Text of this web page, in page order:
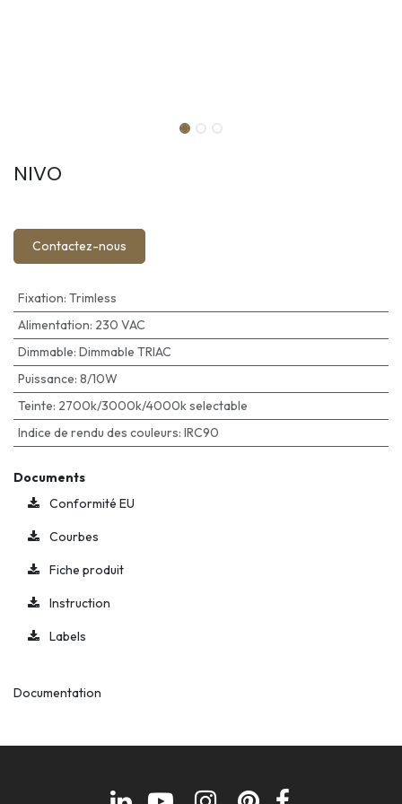
NIVO
Contactez-nous
Fixation: Trimless
Alimentation: 230 VAC
Dimmable: Dimmable TRIAC
Puissance: 8/10W
Teinte: 2700k/3000k/4000k selectable
Indice de rendu des couleurs: IRC90
Documents
Conformité EU
Courbes
Fiche produit
Instruction
Labels
Documentation